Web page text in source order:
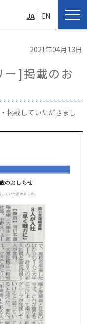
JA EN
2021年04月13日
ー]掲載のお
掲載していただきまし